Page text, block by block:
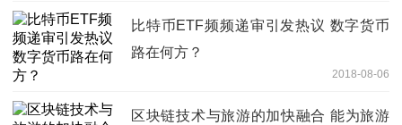
比特币ETF频频递审引发热议 数字货币
路在何方？
2018-08-06
区块链技术与旅游的加快融合 能为旅游